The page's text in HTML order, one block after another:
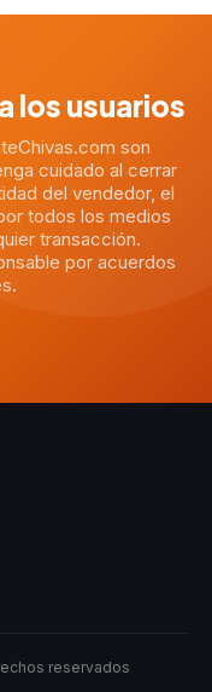
los usuarios
son
cuidado al cerrar
del vendedor, el
todos los medios
transacción.
por acuerdos
reservados